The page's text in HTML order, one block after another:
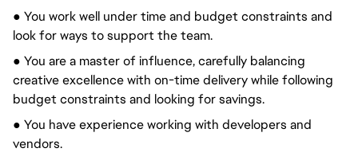
● You work well under time and budget constraints and
look for ways to support the team.
● You are a master of influence, carefully balancing
creative excellence with on-time delivery while following
budget constraints and looking for savings.
● You have experience working with developers and
vendors.